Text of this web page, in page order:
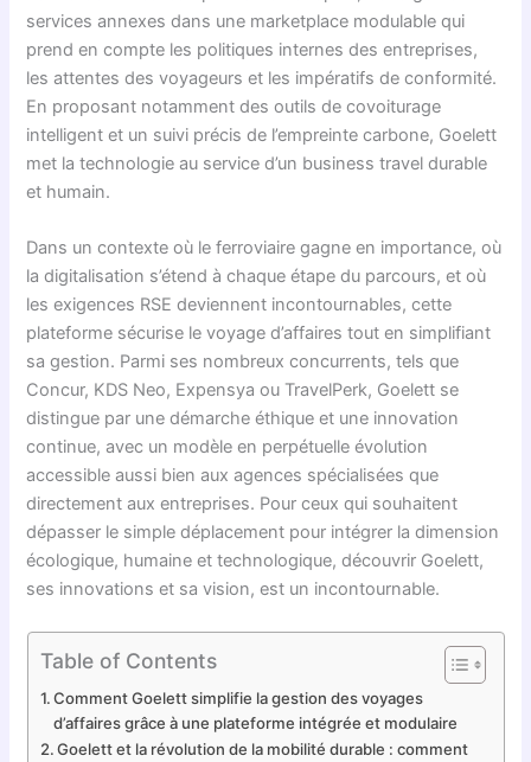
services annexes dans une marketplace modulable qui
prend en compte les politiques internes des entreprises,
les attentes des voyageurs et les impératifs de conformité.
En proposant notamment des outils de covoiturage
intelligent et un suivi précis de l’empreinte carbone, Goelett
met la technologie au service d’un business travel durable
et humain.
Dans un contexte où le ferroviaire gagne en importance, où
la digitalisation s’étend à chaque étape du parcours, et où
les exigences RSE deviennent incontournables, cette
plateforme sécurise le voyage d’affaires tout en simplifiant
sa gestion. Parmi ses nombreux concurrents, tels que
Concur, KDS Neo, Expensya ou TravelPerk, Goelett se
distingue par une démarche éthique et une innovation
continue, avec un modèle en perpétuelle évolution
accessible aussi bien aux agences spécialisées que
directement aux entreprises. Pour ceux qui souhaitent
dépasser le simple déplacement pour intégrer la dimension
écologique, humaine et technologique, découvrir Goelett,
ses innovations et sa vision, est un incontournable.
Table of Contents
Comment Goelett simplifie la gestion des voyages
d’affaires grâce à une plateforme intégrée et modulaire
Goelett et la révolution de la mobilité durable : comment